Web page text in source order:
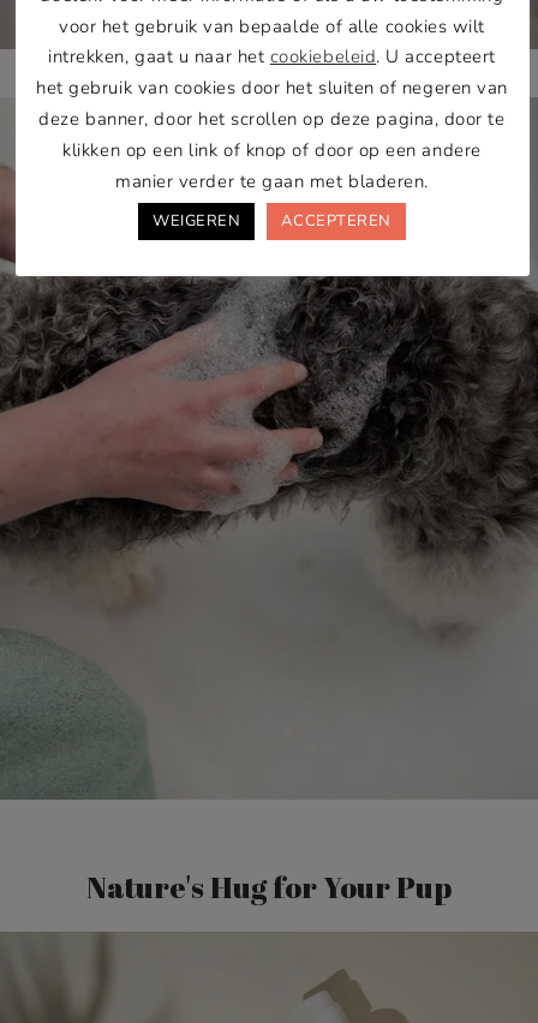
Nature's Hug for Your Pup
voor het gebruik van bepaalde of alle cookies wilt
intrekken, gaat u naar het cookiebeleid. U accepteert
het gebruik van cookies door het sluiten of negeren van
deze banner, door het scrollen op deze pagina, door te
klikken op een link of knop of door op een andere
manier verder te gaan met bladeren.
WEIGEREN ACCEPTEREN